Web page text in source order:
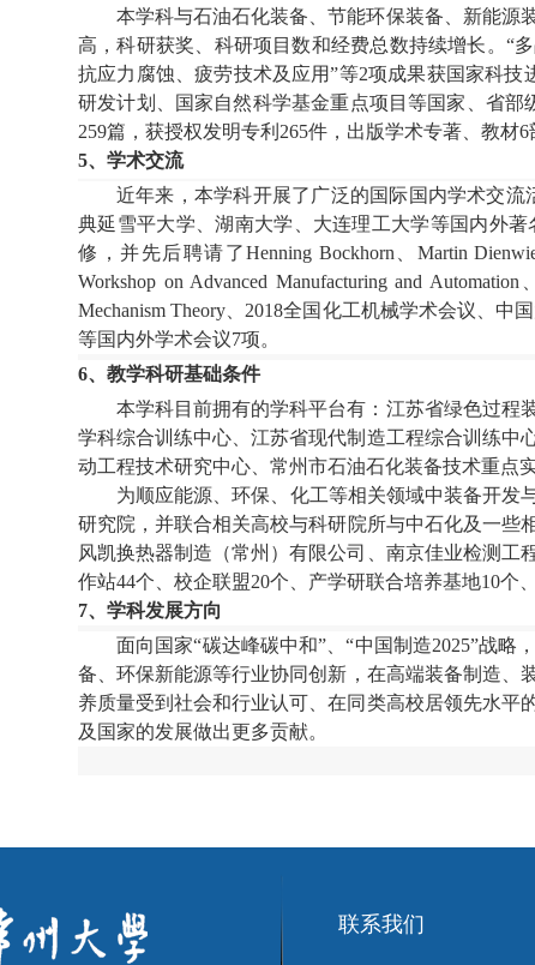
本学科与石油石化装备 、节能环保装备、新能源
高，科研获奖、 科研项目数和经费总数持续增长 。 “
抗应力腐蚀、疲劳技术及应用”等2项成果获国家科技
研发计划
、国家自然科学基金重点项目等国家、省部
259篇，获授权发明专利 265件，出版学术专著、教材6
5、学术交流
近年来，本学科开展了广泛的国际国内学术交
典延雪平大学、湖南大学、大连理工大学等国内外
修，并先后聘请了Henning Bockhorn Martin
Workshop on Advanced Manufacturing and Automation
Mechanism Theory
2018全国化工机械学术会议 中
等国内外学术会议7项。
6、教学科研基础条件
本学科目前拥有的学科平台有：江苏省绿色过程
学科综合训练中心、江苏省现代制造工程综合训练中
动工程技术研究中心
常州市石油石化装备技术重点
为顺应能源 、环保、 化工等相关领域中装备开发
研究院 ，并联合相关高校与科研院所与中石化及一些
风凯换热器制造（常州）有限公司、南京佳业检测工
作站44个、校企联盟20个、产学研联合培养基地10个
7、学科发展方向
面向国家“碳达峰碳中和”、“中国制造2025”战略
备 、环保新能源等行业协同创新，在高端装备制造、
养质量受到社会和行业认可、在同类高校居领先水平
及国家的发展做出更多贡献。
联系我们